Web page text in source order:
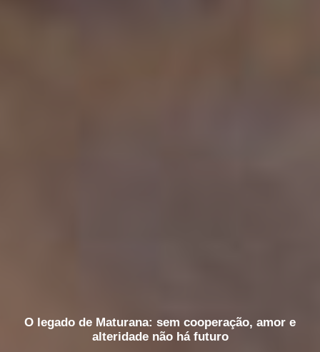
O legado de Maturana: sem cooperação, amor e
alteridade não há futuro